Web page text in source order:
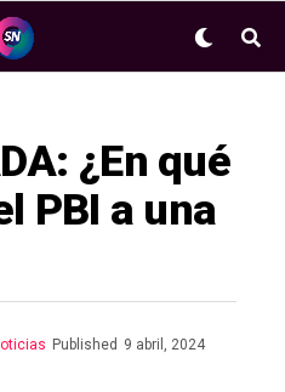
¿En qué
PBI a una
Published 9 abril, 2024